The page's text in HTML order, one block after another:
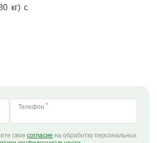
кг) с
Телефон *
своесогласие на обработку персональных